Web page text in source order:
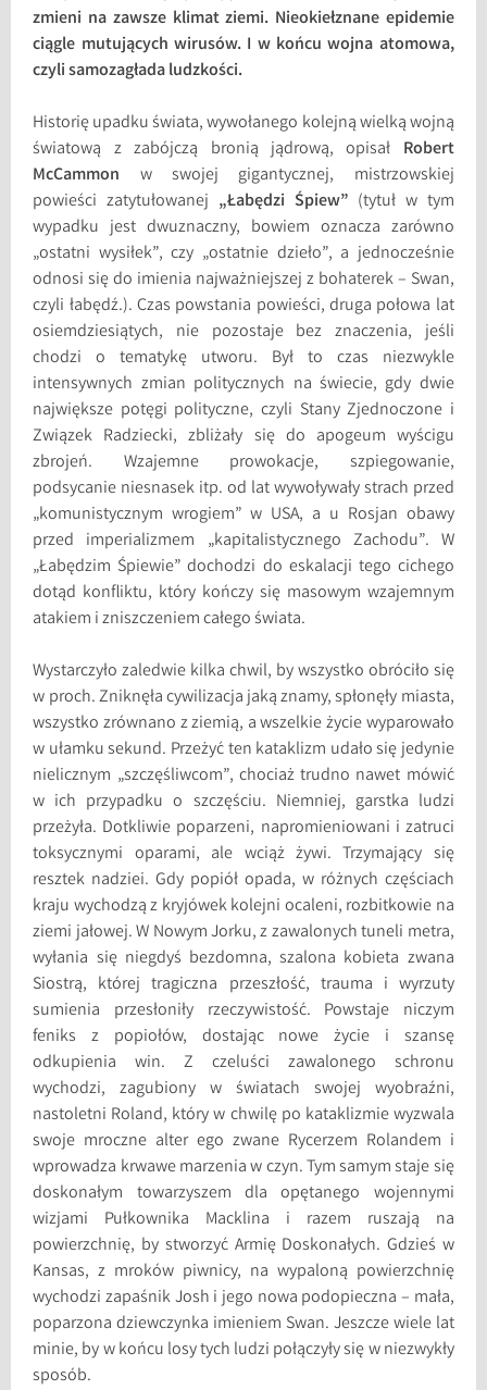
zmieni na zawsze klimat ziemi. Nieokiełznane epidemie
ciągle mutujących wirusów. I w końcu wojna atomowa,
czyli samozagłada ludzkości.
Historię upadku świata, wywołanego kolejną wielką wojną
światową z zabójczą bronią jądrową, opisał Robert
McCammon w swojej gigantycznej, mistrzowskiej
powieści zatytułowanej „Łabędzi Śpiew” (tytuł w tym
wypadku jest dwuznaczny, bowiem oznacza zarówno
„ostatni wysiłek”, czy „ostatnie dzieło”, a jednocześnie
odnosi się do imienia najważniejszej z bohaterek – Swan,
czyli łabędź.). Czas powstania powieści, druga połowa lat
osiemdziesiątych, nie pozostaje bez znaczenia, jeśli
chodzi o tematykę utworu. Był to czas niezwykle
intensywnych zmian politycznych na świecie, gdy dwie
największe potęgi polityczne, czyli Stany Zjednoczone i
Związek Radziecki, zbliżały się do apogeum wyścigu
zbrojeń. Wzajemne prowokacje, szpiegowanie,
podsycanie niesnasek itp. od lat wywoływały strach przed
„komunistycznym wrogiem” w USA, a u Rosjan obawy
przed imperializmem „kapitalistycznego Zachodu”. W
„Łabędzim Śpiewie” dochodzi do eskalacji tego cichego
dotąd konfliktu, który kończy się masowym wzajemnym
atakiem i zniszczeniem całego świata.
Wystarczyło zaledwie kilka chwil, by wszystko obróciło się
w proch. Zniknęła cywilizacja jaką znamy, spłonęły miasta,
wszystko zrównano z ziemią, a wszelkie życie wyparowało
w ułamku sekund. Przeżyć ten kataklizm udało się jedynie
nielicznym „szczęśliwcom”, chociaż trudno nawet mówić
w ich przypadku o szczęściu. Niemniej, garstka ludzi
przeżyła. Dotkliwie poparzeni, napromieniowani i zatruci
toksycznymi oparami, ale wciąż żywi. Trzymający się
resztek nadziei. Gdy popiół opada, w różnych częściach
kraju wychodzą z kryjówek kolejni ocaleni, rozbitkowie na
ziemi jałowej. W Nowym Jorku, z zawalonych tuneli metra,
wyłania się niegdyś bezdomna, szalona kobieta zwana
Siostrą, której tragiczna przeszłość, trauma i wyrzuty
sumienia przesłoniły rzeczywistość. Powstaje niczym
feniks z popiołów, dostając nowe życie i szansę
odkupienia win. Z czeluści zawalonego schronu
wychodzi, zagubiony w światach swojej wyobraźni,
nastoletni Roland, który w chwilę po kataklizmie wyzwala
swoje mroczne alter ego zwane Rycerzem Rolandem i
wprowadza krwawe marzenia w czyn. Tym samym staje się
doskonałym towarzyszem dla opętanego wojennymi
wizjami Pułkownika Macklina i razem ruszają na
powierzchnię, by stworzyć Armię Doskonałych. Gdzieś w
Kansas, z mroków piwnicy, na wypaloną powierzchnię
wychodzi zapaśnik Josh i jego nowa podopieczna – mała,
poparzona dziewczynka imieniem Swan. Jeszcze wiele lat
minie, by w końcu losy tych ludzi połączyły się w niezwykły
sposób.